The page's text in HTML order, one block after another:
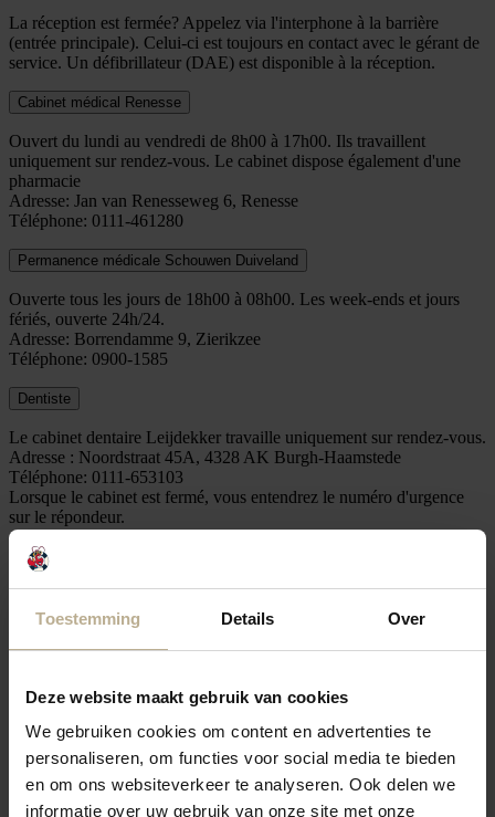
Toestemming Details Over
Deze website maakt gebruik van cookies
We gebruiken cookies om content en advertenties te
personaliseren, om functies voor social media te bieden
en om ons websiteverkeer te analyseren. Ook delen we
informatie over uw gebruik van onze site met onze
La réception est fermée? Appelez via l'interphone à la barrière
(entrée principale). Celui-ci est toujours en contact avec le gérant de
service. Un défibrillateur (DAE) est disponible à la réception.
Cabinet médical Renesse
Ouvert du lundi au vendredi de 8h00 à 17h00. Ils travaillent
uniquement sur rendez-vous. Le cabinet dispose également d'une
pharmacie
Adresse: Jan van Renesseweg 6, Renesse
Téléphone: 0111-461280
Permanence médicale Schouwen Duiveland
Ouverte tous les jours de 18h00 à 08h00. Les week-ends et jours
fériés, ouverte 24h/24.
Adresse: Borrendamme 9, Zierikzee
Téléphone: 0900-1585
Dentiste
Le cabinet dentaire Leijdekker travaille uniquement sur rendez-vous.
Adresse : Noordstraat 45A, 4328 AK Burgh-Haamstede
Téléphone: 0111-653103
Lorsque le cabinet est fermé, vous entendrez le numéro d'urgence
sur le répondeur.
Police de Zélande
Adresse: Kerkhof 5, Zierikzee
Téléphone: 0900-8844
Adresse: Laan van Sint Hilaire 2, Zierikzee
Départ
Nous vous demandons aimablement de laisser le chalet propre